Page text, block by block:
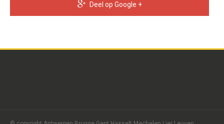
Deel op Google +